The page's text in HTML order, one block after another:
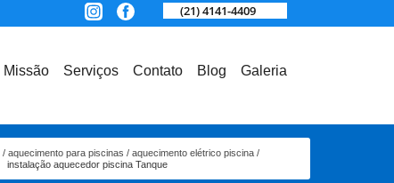
(21) 4141-4409
Missão Serviços Contato Blog Galeria
aquecimento para piscinas
aquecimento elétrico piscina
instalação aquecedor piscina Tanque